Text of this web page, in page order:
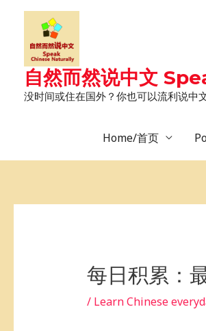
自然而然说中文
没时间或住在国外？你也可以流利说中
Home/首页
每日积累：
/ Learn Chinese